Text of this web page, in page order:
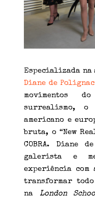
Especializada na
Diane de Polignac
movimentos
surrealismo, o
americano e
bruta, o “New
COBRA. Diane
galerista e
experiência
transformar
na London